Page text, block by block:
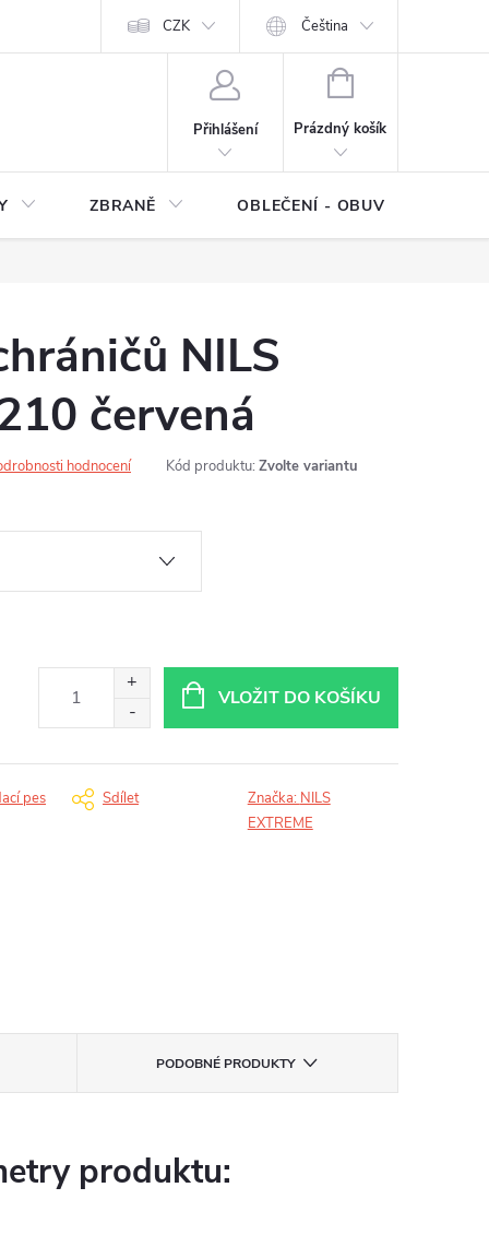
OCHRANA OSOBNÍCH DAT Moje objednávka
CZK Čeština
Přihlášení
NÁKUPNÍ
Prázdný košík
ZBRANĚ OBLEČENÍ - OBUV
NILS
červená
hodnocení Kód produktu: Zvolte variantu
VLOŽIT DO KOŠÍKU
pes Sdílet Značka: NILS
EXTREME
PODOBNÉ PRODUKTY
produktu: